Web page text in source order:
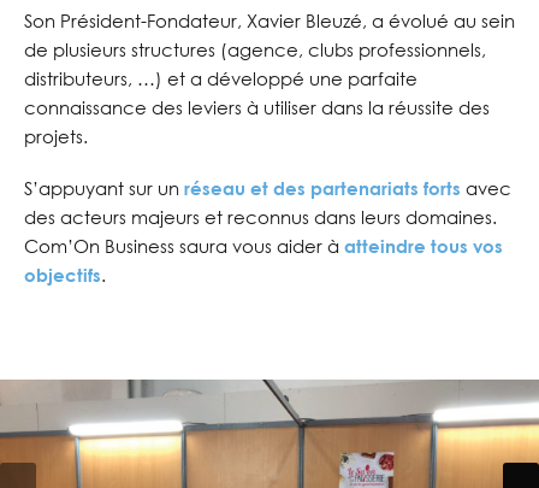
Son Président-Fondateur, Xavier Bleuzé, a évolué au sein
de plusieurs structures (agence, clubs professionnels,
distributeurs, …) et a développé une parfaite
connaissance des leviers à utiliser dans la réussite des
projets.
S’appuyant sur un réseau et des partenariats forts avec
des acteurs majeurs et reconnus dans leurs domaines.
Com’On Business saura vous aider à atteindre tous vos
objectifs